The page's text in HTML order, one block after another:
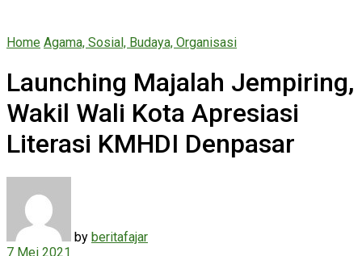
Home Agama, Sosial, Budaya, Organisasi
Launching Majalah Jempiring,
Wakil Wali Kota Apresiasi
Literasi KMHDI Denpasar
by beritafajar
7 Mei 2021